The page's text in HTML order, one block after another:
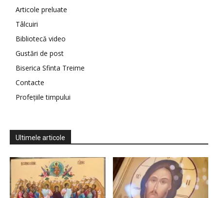
Articole preluate
Tâlcuiri
Bibliotecă video
Gustări de post
Biserica Sfinta Treime
Contacte
Profețiile timpului
Ultimele articole